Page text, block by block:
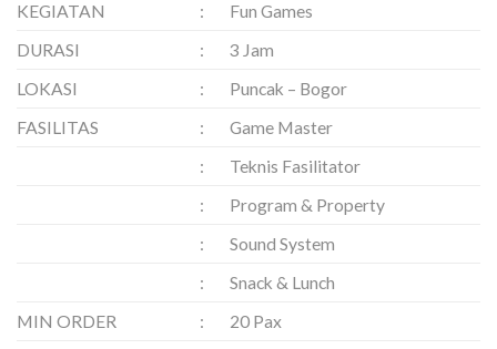
KEGIATAN
:
Fun Games
DURASI
:
3 Jam
LOKASI
:
Puncak – Bogor
FASILITAS
:
Game Master
:
Teknis Fasilitator
:
Program & Property
:
Sound System
:
Snack & Lunch
MIN ORDER
:
20 Pax